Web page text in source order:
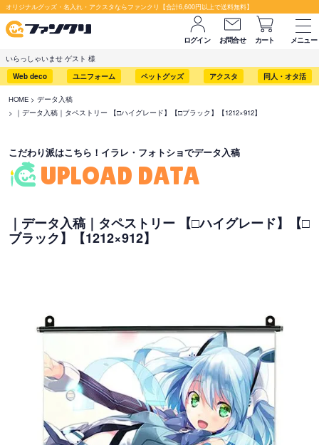
オリジナルグッズ・名入れ・アクスタならファンクリ【合計6,600円以上で送料無料】
ログイン お問合せ カート
メニュー
いらっしゃいませ ゲスト 様
Web deco
ユニフォーム ペットグッズ アクスタ 同人・オタ活
HOME
データ入稿
｜データ入稿｜タペストリー 【□ハイグレード】【□ブラック】【1212×912】
こだわり派はこちら！イラレ・フォトショでデータ入稿
UPLOAD DATA
｜データ入稿｜タペストリー 【□ハイグレード】【□
ブラック】【1212×912】